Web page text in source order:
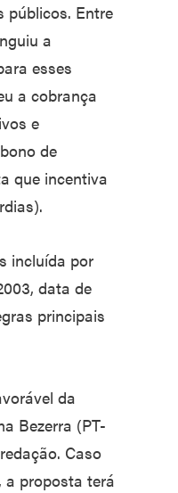
públicos. Entre
a
esses
a cobrança
e
de
que incentiva
incluída por
data de
principais
da
Bezerra (PT-
Caso
a proposta terá